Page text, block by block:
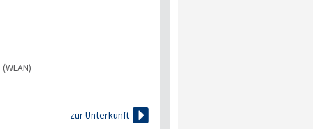
zur Unterkunft 